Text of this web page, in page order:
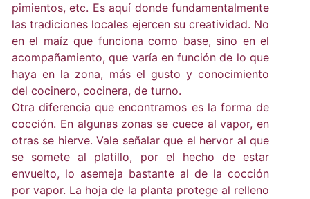
pimientos, etc. Es aquí donde fundamentalmente
las tradiciones locales ejercen su creatividad. No
en el maíz que funciona como base, sino en el
acompañamiento, que varía en función de lo que
haya en la zona, más el gusto y conocimiento
del cocinero, cocinera, de turno.
Otra diferencia que encontramos es la forma de
cocción. En algunas zonas se cuece al vapor, en
otras se hierve. Vale señalar que el hervor al que
se somete al platillo, por el hecho de estar
envuelto, lo asemeja bastante al de la cocción
por vapor. La hoja de la planta protege al relleno